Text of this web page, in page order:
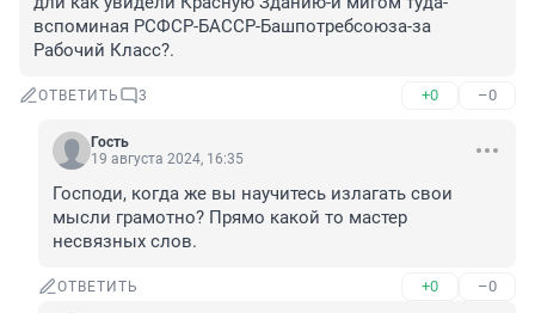
вспоминая РСФСР-БАССР-Башпотребсоюза-за
Рабочий Класс?.
ОТВЕТИТЬ 3 +0 –0
Гость
19 августа 2024, 16:35
Господи, когда же вы научитесь излагать свои
мысли грамотно? Прямо какой то мастер
несвязных слов.
ОТВЕТИТЬ +0 –0